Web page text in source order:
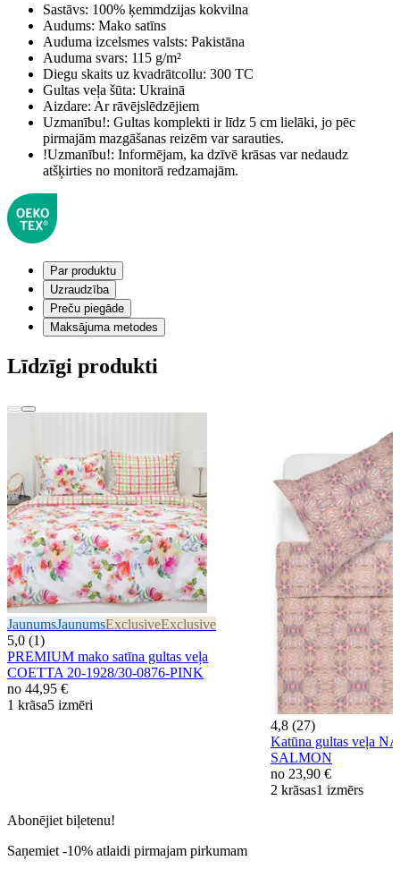
Sastāvs: 100% ķemmdzijas kokvilna
Audums: Mako satīns
Auduma izcelsmes valsts: Pakistāna
Auduma svars: 115 g/m²
Diegu skaits uz kvadrātcollu: 300 TC
Gultas veļa šūta: Ukrainā
Aizdare: Ar rāvējslēdzējiem
Uzmanību!: Gultas komplekti ir līdz 5 cm lielāki, jo pēc
pirmajām mazgāšanas reizēm var sarauties.
!Uzmanību!: Informējam, ka dzīvē krāsas var nedaudz
atšķirties no monitorā redzamajām.
Par produktu
Uzraudzība
Preču piegāde
Maksājuma metodes
Līdzīgi produkti
JaunumsJaunumsExclusiveExclusive
5,0 (1)
PREMIUM mako satīna gultas veļa
COETTA 20-1928/30-0876-PINK
no 44,95 €
1 krāsa5 izmēri
4,8 (27)
Katūna gultas veļa
SALMON
no 23,90 €
2 krāsas1 izmērs
Abonējiet biļetenu!
Saņemiet -10% atlaidi pirmajam pirkumam